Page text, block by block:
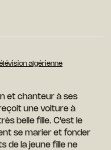
algérienne
et chanteur à ses
une voiture à
belle fille. C’est le
se marier et fonder
de la jeune fille ne